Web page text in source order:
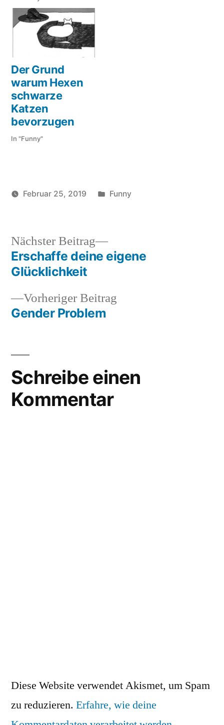
Der Grund
warum Hexen
schwarze
Katzen
bevorzugen
In "Funny"
Februar 25, 2019
Veröffentlicht
Funny
Beitragsnavigation
Vorheriger Beitrag
Gender Problem
Nächster Beitrag
Nächster
Beitrag:
Erschaffe deine eigene
Glücklichkeit
Schreibe einen
Kommentar
Diese Website verwendet Akismet, um Spam
zu reduzieren. Erfahre, wie deine